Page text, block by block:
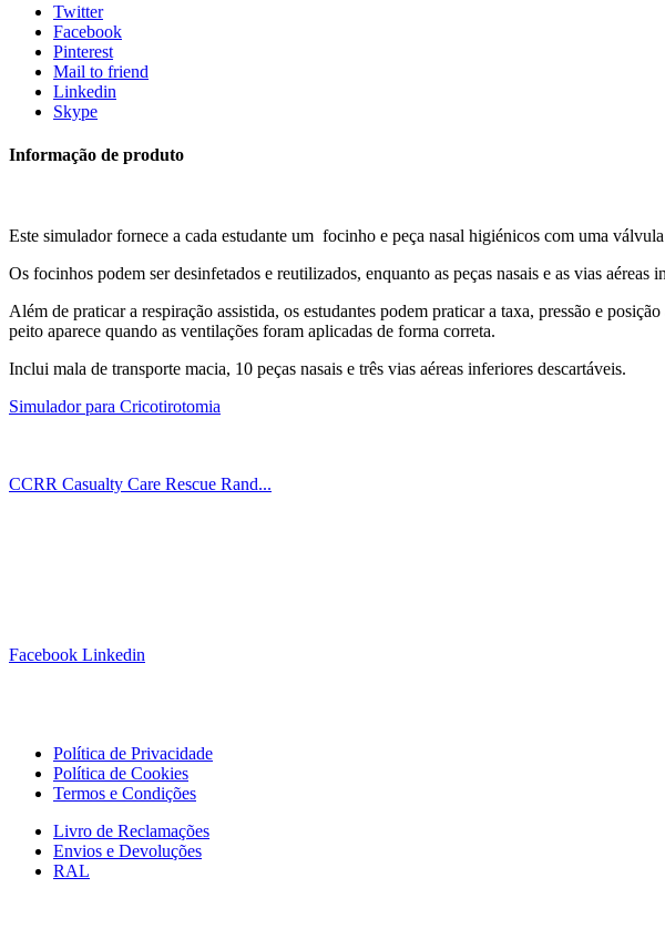
Twitter
Facebook
Pinterest
Mail to friend
Linkedin
Skype
Informação de produto
Este simulador fornece a cada estudante um focinho e peça nasal higiénicos com uma
Os focinhos podem ser desinfetados e reutilizados, enquanto as peças nasais e as vias aéreas
Além de praticar a respiração assistida, os estudantes podem praticar a taxa, pressão e
peito aparece quando as ventilações foram aplicadas de forma correta.
Inclui mala de transporte macia, 10 peças nasais e três vias aéreas inferiores descartáveis.
Simulador para Cricotirotomia
CCRR Casualty Care Rescue Rand...
Facebook Linkedin
Política de Privacidade
Política de Cookies
Termos e Condições
Livro de Reclamações
Envios e Devoluções
RAL